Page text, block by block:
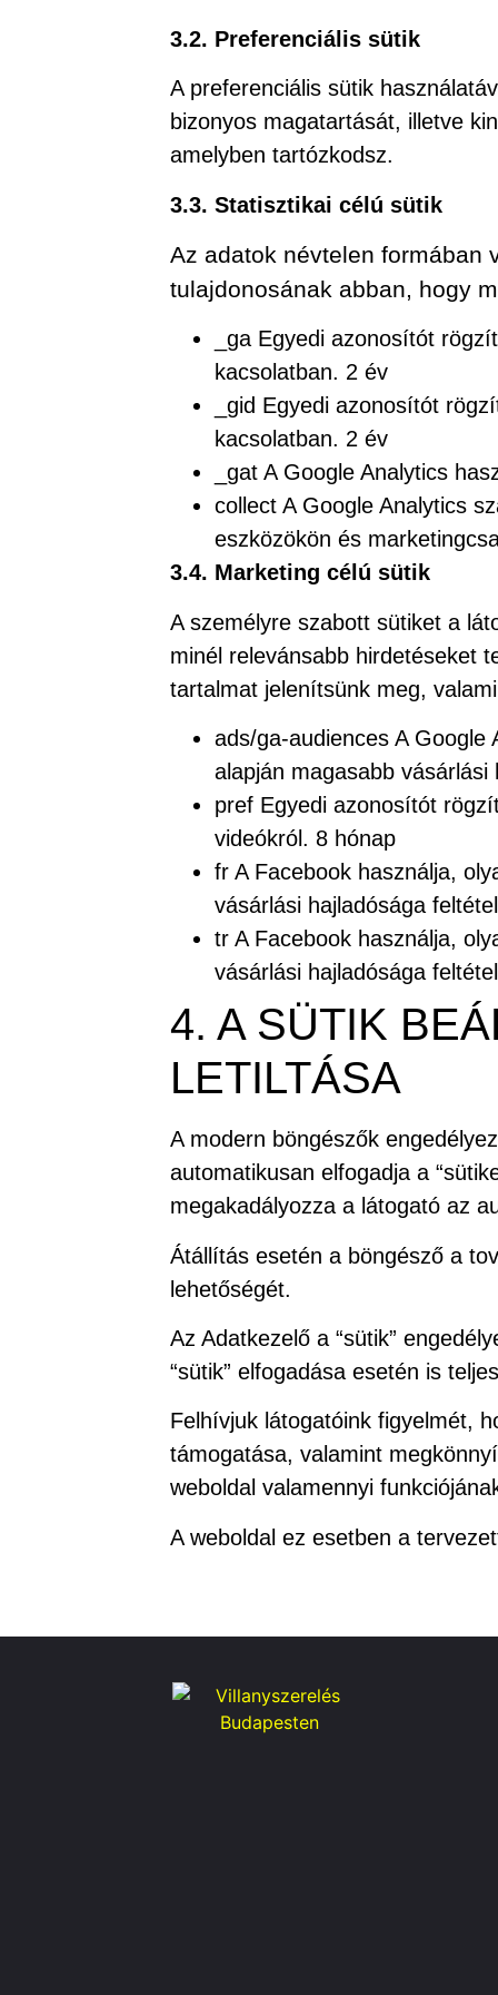
3.2. Preferenciális sütik
A preferenciális sütik
bizonyos magatartását, illetve
amelyben tartózkodsz.
3.3. Statisztikai célú sütik
Az adatok névtelen formában
tulajdonosának abban, hogy
_ga Egyedi azonosítót
kacsolatban. 2 év
_gid Egyedi azonosítót
kacsolatban. 2 év
_gat A Google Analytics
collect A Google Analytics
eszközökön és
3.4. Marketing célú sütik
A személyre szabott sütiket a
minél relevánsabb hirdetéseket
tartalmat jelenítsünk meg,
ads/ga-audiences A Google
alapján magasabb
pref Egyedi azonosítót
videókról. 8 hónap
fr A Facebook használja,
vásárlási hajladósága
tr A Facebook használja,
vásárlási hajladósága
4. A SÜTIK
LETILTÁSA
A modern böngészők
automatikusan elfogadja a
megakadályozza a látogató az
Átállítás esetén a böngésző a
lehetőségét.
Az Adatkezelő a “sütik”
“sütik” elfogadása esetén is
Felhívjuk látogatóink figyelmét,
támogatása, valamint
weboldal valamennyi
A weboldal ez esetben a